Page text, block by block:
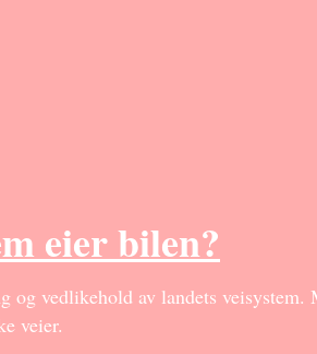
eier bilen?
vedlikehold av landets veisystem.
veier.